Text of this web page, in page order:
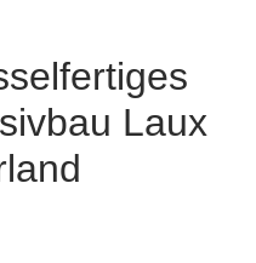
Laux